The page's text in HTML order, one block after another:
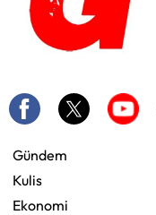
Gündem
Kulis
Ekonomi